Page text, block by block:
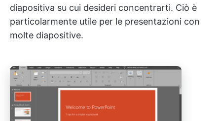
diapositiva su cui desideri concentrarti. Ciò è
particolarmente utile per le presentazioni con
molte diapositive.